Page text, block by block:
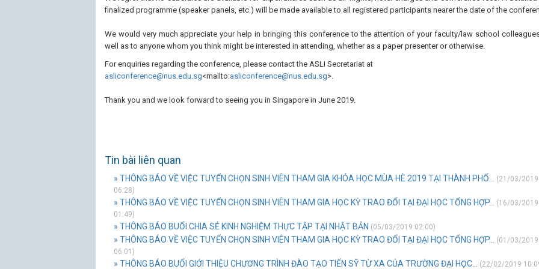
finalized programme (speaker panels, etc.) will be made available to all registered participants nearer the date of the
We would very much appreciate your help in bringing this conference to the attention of your faculty/law school
well as to anyone whom you think might be interested in attending, whether as a paper presenter or otherwise.
For enquiries regarding the conference, please contact the ASLI Secretariat at
asliconference@nus.edu.sg<mailto:asliconference@nus.edu.sg>.
Thank you and we look forward to seeing you in Singapore in June 2019.
Tin bài liên quan
» THÔNG BÁO VỀ VIỆC TUYỂN CHỌN SINH VIÊN THAM GIA KHÓA HỌC MÙA HÈ 2019 TẠI THÀNH PHỐ...
(21/03/2019
06:28)
» THÔNG BÁO VỀ VIỆC TUYỂN CHỌN SINH VIÊN THAM GIA HỌC KỲ TRAO ĐỔI TẠI ĐẠI HỌC TỔNG HỢP...
(16/03/2019
01:49)
» THÔNG BÁO BUỔI CHIA SẺ KINH NGHIỆM THỰC TẬP TẠI NHẬT BẢN (05/03/2019 02:00)
» THÔNG BÁO VỀ VIỆC TUYỂN CHỌN SINH VIÊN THAM GIA HỌC KỲ TRAO ĐỔI TẠI ĐẠI HỌC TỔNG HỢP...
(01/03/2019
06:01)
» THÔNG BÁO BUỔI GIỚI THIỆU CHƯƠNG TRÌNH ĐÀO TẠO TIẾN SỸ TỪ XA CỦA TRƯỜNG ĐẠI HỌC... (22/02/2019